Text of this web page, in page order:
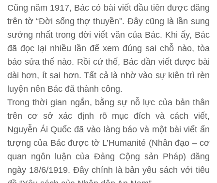
Cũng năm 1917, Bác có bài viết đầu tiên được đăng
trên tờ “Đời sống thợ thuyền”. Đây cũng là lần sung
sướng nhất trong đời viết văn của Bác. Khi ấy, Bác
đã đọc lại nhiều lần để xem đúng sai chỗ nào, tòa
báo sửa thế nào. Rồi cứ thế, Bác dần viết được bài
dài hơn, ít sai hơn. Tất cả là nhờ vào sự kiên trì rèn
luyện nên Bác đã thành công.
Trong thời gian ngắn, bằng sự nỗ lực của bản thân
trên cơ sở xác định rõ mục đích và cách viết,
Nguyễn Ái Quốc đã vào làng báo và một bài viết ấn
tượng của Bác được tờ L’Humanité (Nhân đạo – cơ
quan ngôn luận của Đảng Cộng sản Pháp) đăng
ngày 18/6/1919. Đây chính là bản yêu sách với tiêu